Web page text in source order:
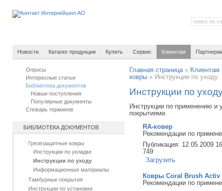
Новости Каталог продукции Купить Сервис Клиентам
Опросы
Интересные статьи
Библиотека документов
Новые поступления
Популярные документы
Словарь терминов
БИБЛИОТЕКА ДОКУМЕНТОВ
Грязезащитные ковры
Инструкции по укладке
Инструкции по уходу
Информационные материалы
Тамбурные покрытия
Инструкции по установке
Главная страница» Клиентам
ковры » Инструкции по уходу
Инструкции по
Инструкции по применению и
покрытиями.
RA-ковер
Рекомендации по
Публикация:
749
Загрузить
Ковры Coral Brush Activ
Рекомендации по